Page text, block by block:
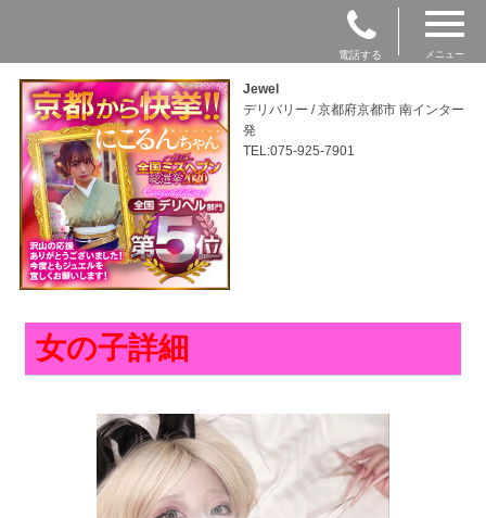
電話する メニュー
Jewel
デリバリー / 京都府京都市 南インター
発
TEL:075-925-7901
女の子詳細